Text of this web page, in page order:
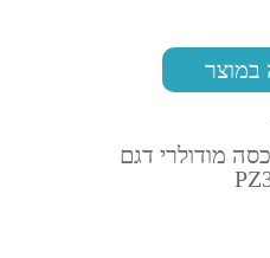
במוצר
מודולרי דגם